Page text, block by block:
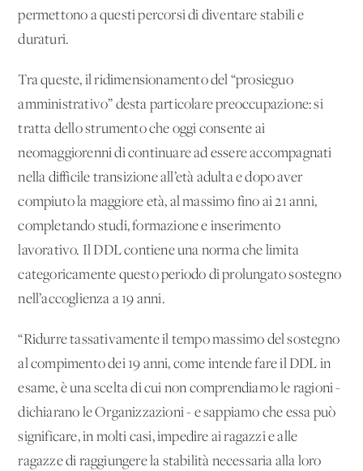
permettono a questi percorsi di diventare stabili e
duraturi.
Tra queste, il ridimensionamento del “prosieguo
amministrativo” desta particolare preoccupazione: si
tratta dello strumento che oggi consente ai
neomaggiorenni di continuare ad essere accompagnati
nella difficile transizione all’età adulta e dopo aver
compiuto la maggiore età, al massimo fino ai 21 anni,
completando studi, formazione e inserimento
lavorativo. Il DDL contiene una norma che limita
categoricamente questo periodo di prolungato sostegno
nell’accoglienza a 19 anni.
“Ridurre tassativamente il tempo massimo del sostegno
al compimento dei 19 anni, come intende fare il DDL in
esame, è una scelta di cui non comprendiamo le ragioni -
dichiarano le Organizzazioni - e sappiamo che essa può
significare, in molti casi, impedire ai ragazzi e alle
ragazze di raggiungere la stabilità necessaria alla loro